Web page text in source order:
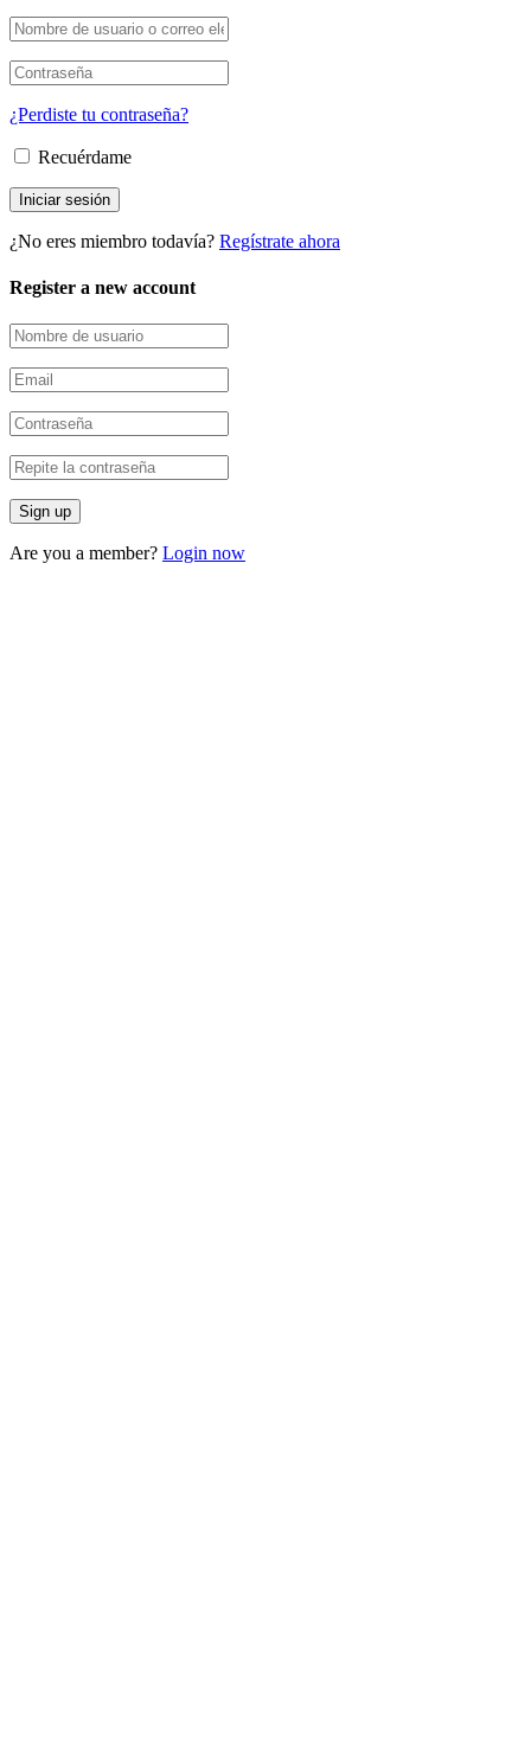
¿Perdiste tu contraseña?
Recuérdame
¿No eres miembro todavía? Regístrate ahora
Register a new account
Are you a member? Login now